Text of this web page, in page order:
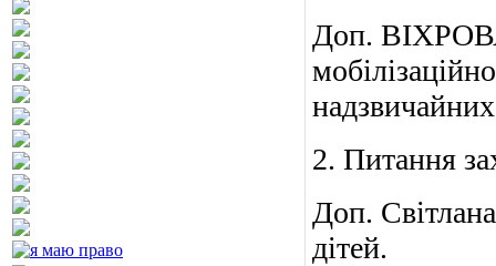
Доп. ВІХРОВА
2. Питання
Доп.
дітей.